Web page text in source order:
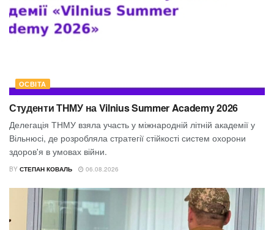
ОСВІТА
Студенти ТНМУ на Vilnius Summer Academy 2026
Делегація ТНМУ взяла участь у міжнародній літній академії у
Вільнюсі, де розробляла стратегії стійкості систем охорони
здоров'я в умовах війни.
BY СТЕПАН КОВАЛЬ 06.08.2026